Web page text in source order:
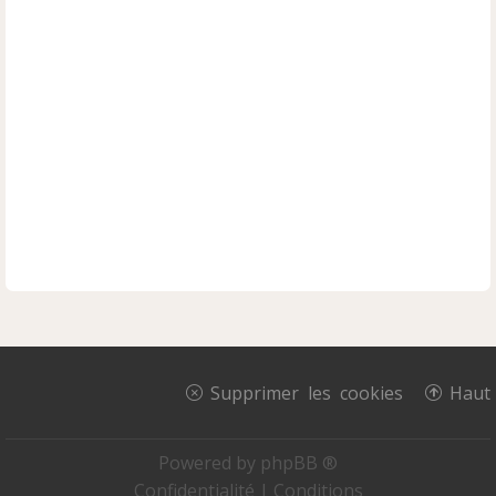
Haut
Supprimer les cookies
Powered by phpBB ®
Confidentialité | Conditions